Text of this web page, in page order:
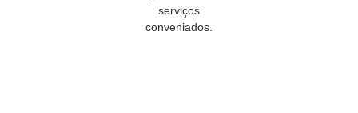
serviços
conveniados.